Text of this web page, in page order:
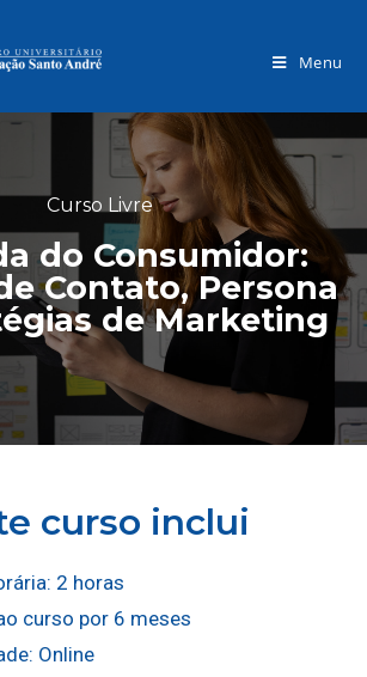
Menu
Curso Livre
do Consumidor:
Contato, Persona
de Marketing
curso inclui
2 horas
curso por 6 meses
Online